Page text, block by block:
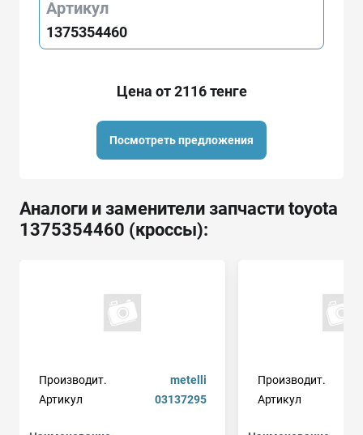
Артикул
1375354460
Цена от 2116 тенге
Посмотреть предложения
Аналоги и заменители запчасти toyota
1375354460 (кроссы):
Производит.
metelli
Артикул
03137295
Производит.
Артикул